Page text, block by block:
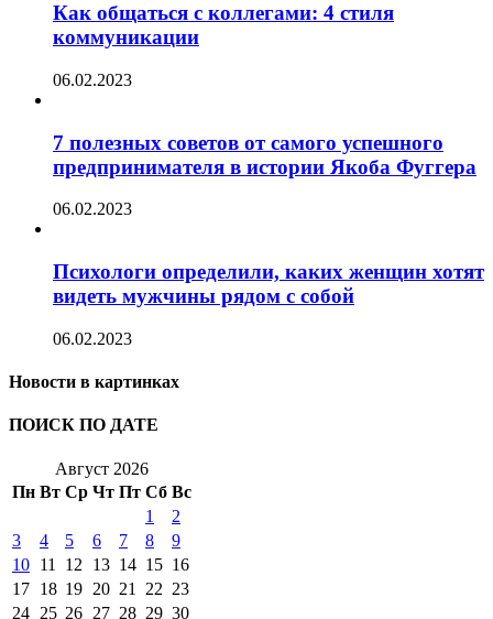
Как общаться с коллегами: 4 стиля
коммуникации
06.02.2023
7 полезных советов от самого успешного
предпринимателя в истории Якоба Фуггера
06.02.2023
Психологи определили, каких женщин хотят
видеть мужчины рядом с собой
06.02.2023
Новости в картинках
ПОИСК ПО ДАТЕ
Август 2026
Пн Вт Ср Чт Пт Сб Вс
1
2
3
4 5 6 7 8
9
10 11 12 13 14 15 16
17 18 19 20 21 22 23
24 25 26 27 28 29 30